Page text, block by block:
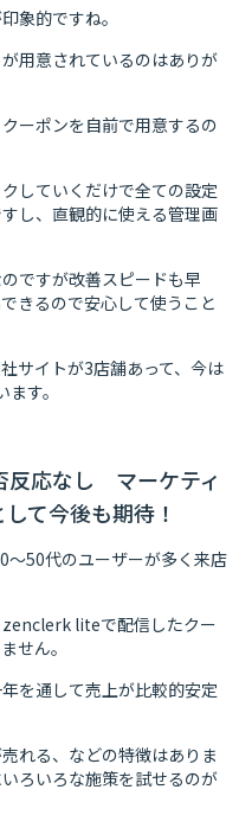
象的ですね。
用意されているのはありが
ーポンを自前で用意するの
していくだけで全ての設定
し、直観的に使える管理画
ですが改善スピードも早
きるので安心して使うこと
サイトが3店舗あって、今は
す。
反応なし マーケティ
て今後も期待！
～50代のユーザーが多く来店
zenclerk liteで配信したクー
せん。
を通して売上が比較的安定
れる、などの特徴はありま
ろいろな施策を試せるのが